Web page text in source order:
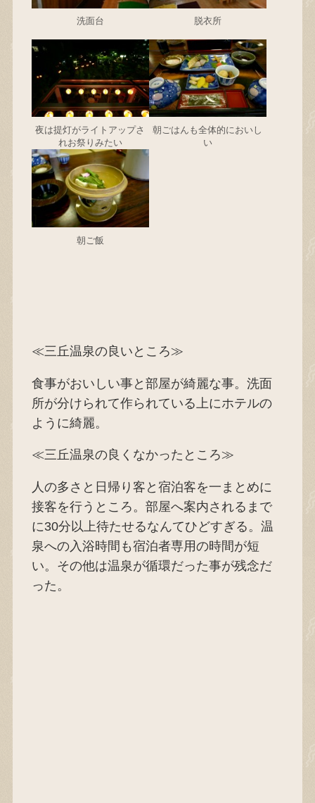
洗面台 脱衣所
夜は提灯がライトアップさ
れお祭りみたい
朝ごはんも全体的においし
い
朝ご飯
≪三丘温泉の良いところ≫
食事がおいしい事と部屋が綺麗な事。洗面
所が分けられて作られている上にホテルの
ように綺麗。
≪三丘温泉の良くなかったところ≫
人の多さと日帰り客と宿泊客を一まとめに
接客を行うところ。部屋へ案内されるまで
に30分以上待たせるなんてひどすぎる。温
泉への入浴時間も宿泊者専用の時間が短
い。その他は温泉が循環だった事が残念だ
った。